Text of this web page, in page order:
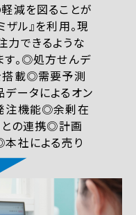
減を図ることが
ル』を利用。現
できるような
。◎︎処方せんデ
搭載◎需要予測
ータによるオン
注機能◎余剰在
の連携◎計画
社による売り